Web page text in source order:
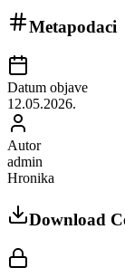
Metapodaci
Datum objave
12.05.2026.
Autor
admin
Hronika
Download